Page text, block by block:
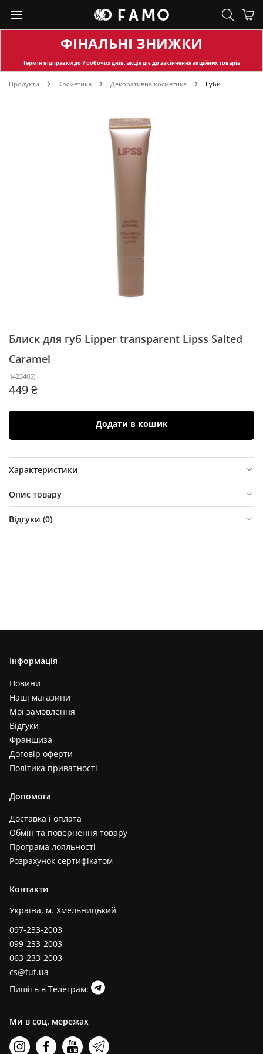
ФІНАЛЬНІ ЗНИЖКИ
Термін відправкидо 7 робочих днів, акція діє до закінчення акційних товарів
Продукти Косметика Декоративна косметика Губи
Блиск для губ Lipper transparent Lipss Salted
Caramel
(423405)
449 ₴
Додати в кошик
Характеристики
Опис товару
Відгуки (0)
Інформація
Новини
Наші магазини
Мої замовлення
Відгуки
Франшиза
Договір оферти
Політика приватності
Допомога
Доставка і оплата
Обмін та повернення товару
Програма лояльності
Розрахунок сертифікатом
Контакти
Україна, м. Хмельницький
097-233-2003
099-233-2003
063-233-2003
cs@tut.ua
Пишіть в Телеграм:
Ми в соц. мережах